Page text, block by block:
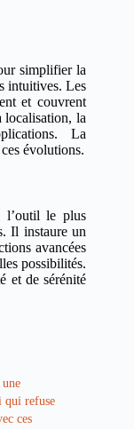
simplifier la
intuitives. Les
et couvrent
localisation, la
La
évolutions.
l’outil le plus
Il instaure un
avancées
possibilités.
et de sérénité
qui refuse
ces